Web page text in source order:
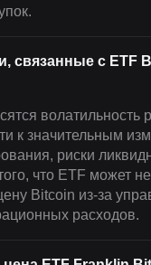
связанные с ETF
волатильность
к значительным
риски
что ETF может
Bitcoin из-за
расходов.